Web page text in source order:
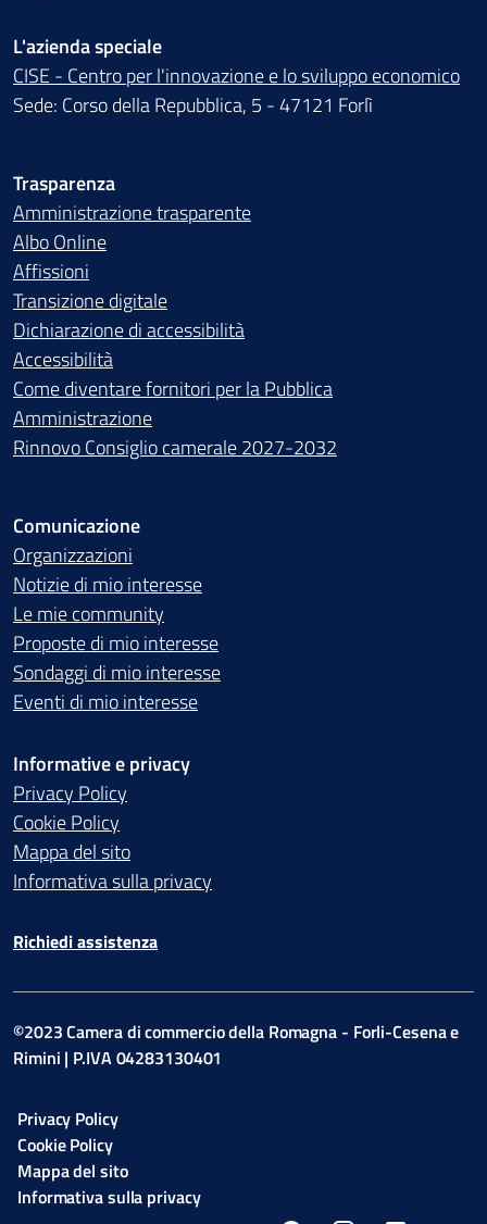
L'azienda speciale
CISE - Centro per l'innovazione e lo sviluppo economico
Sede: Corso della Repubblica, 5 - 47121 Forlì
Trasparenza
Amministrazione trasparente
Albo Online
Affissioni
Transizione digitale
Dichiarazione di accessibilità
Accessibilità
Come diventare fornitori per la Pubblica
Amministrazione
Rinnovo Consiglio camerale 2027-2032
Comunicazione
Organizzazioni
Notizie di mio interesse
Le mie community
Proposte di mio interesse
Sondaggi di mio interesse
Eventi di mio interesse
Informative e privacy
Privacy Policy
Cookie Policy
Mappa del sito
Informativa sulla privacy
Richiedi assistenza
©2023 Camera di commercio della Romagna - Forli-Cesena e
Rimini | P.IVA 04283130401
Privacy Policy
Cookie Policy
Mappa del sito
Informativa sulla privacy